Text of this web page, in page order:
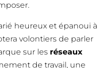
heureux et épanoui à
volontiers de parler
sur les réseaux
de travail, une